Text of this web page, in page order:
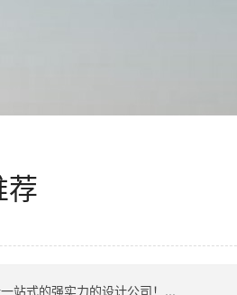
荐
站式的强实力的设计公司！...